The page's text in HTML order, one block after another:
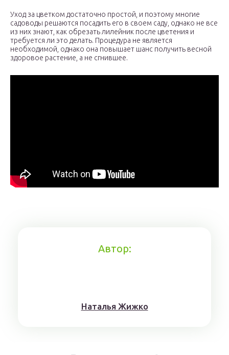
Уход за цветком достаточно простой, и поэтому многие
садоводы решаются посадить его в своем саду, однако не все
из них знают, как обрезать лилейник после цветения и
требуется ли это делать. Процедура не является
необходимой, однако она повышает шанс получить весной
здоровое растение, а не сгнившее.
Автор:
Нaтaлья Жижкo